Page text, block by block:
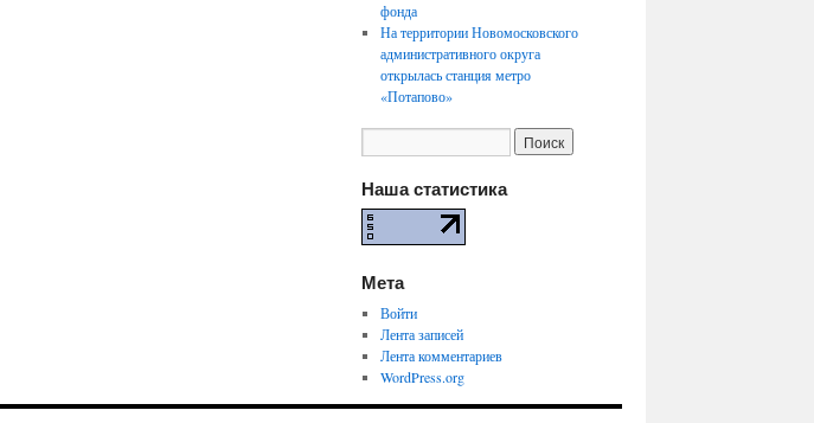
фонда
На территории Новомосковского
административного округа
открылась станция метро
«Потапово»
Наша статистика
Мета
Войти
Лента записей
Лента комментариев
WordPress.org